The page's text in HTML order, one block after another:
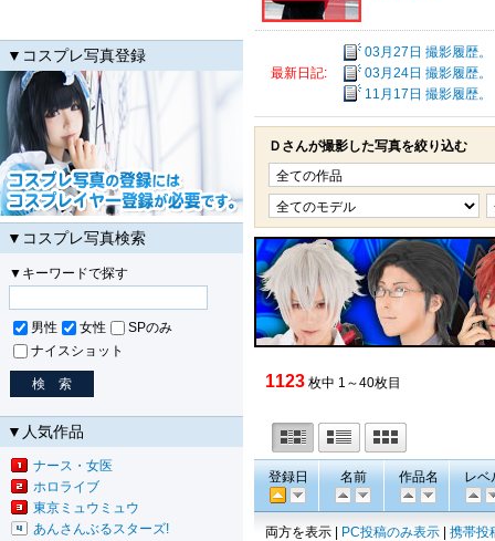
▼コスプレ写真登録
▼コスプレ写真検索
▼キーワードで探す
男性 女性
SPのみ
ナイスショット
▼人気作品
ナース・女医
ホロライブ
東京ミュウミュウ
あんさんぶるスターズ!
最新日記:
03月27日 撮影履歴
03月24日 撮影履歴
11月17日 撮影履歴
Ｄさんが撮影した写真を絞り込む
1123 枚中 1～40枚目
登録日 名前 作品名 レベ
両方を表示 | PC投稿のみ表示 携帯投